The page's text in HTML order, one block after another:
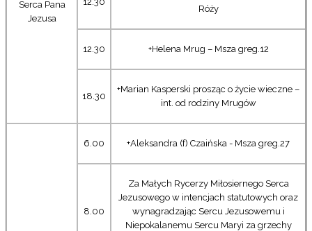
Serca Pana
Jezusa
Róży
12.30 +Helena Mrug – Msza greg.12
18.30
+Marian Kasperski prosząc o życie wieczne –
int. od rodziny Mrugów
6.00 +Aleksandra (f) Czaińska - Msza greg.27
8.00
Za Małych Rycerzy Miłosiernego Serca
Jezusowego w intencjach statutowych oraz
wynagradzając Sercu Jezusowemu i
Niepokalanemu Sercu Maryi za grzechy